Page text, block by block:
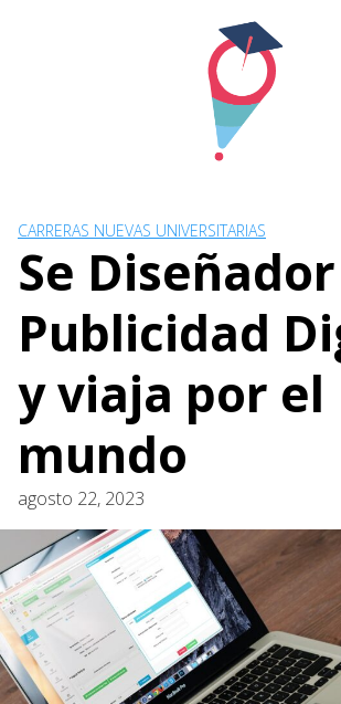
CARRERAS NUEVAS UNIVERSITARIAS
Se
Publicidad
y viaja por el
mundo
agosto 22, 2023